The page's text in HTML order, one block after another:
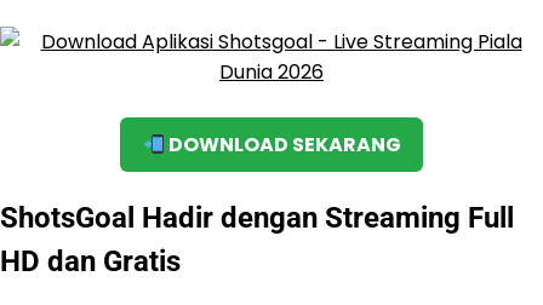
DOWNLOAD SEKARANG
ShotsGoal Hadir dengan Streaming Full
HD dan Gratis